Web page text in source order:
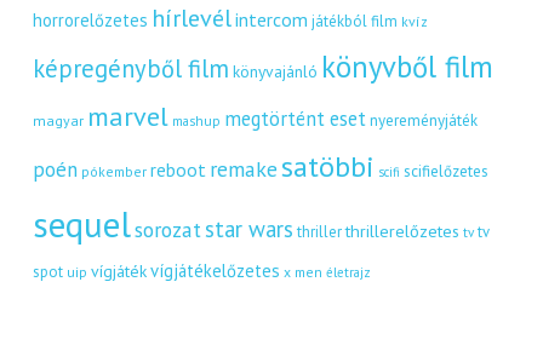
horrorelőzetes hírlevélintercom játékból film kvíz
képregényből film könyvajánló könyvből film
magyar marvel mashup megtörtént eset nyereményjáték
poén pókember reboot remakesatöbbi scifi scifielőzetes
sequelsorozatstar wars thriller thrillerelőzetes tv tv
spot uip vígjátékvígjátékelőzetes x men életrajz